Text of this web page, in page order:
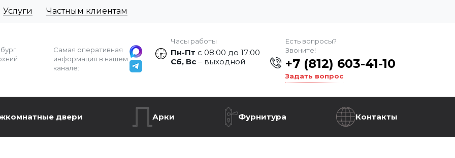
Услуги Частным клиентам
Самая оперативная
информация в нашем
канале:
Часы работы
Пн-Пт с 08:00 до 17:00
Сб, Вс – выходной
Есть вопросы?
Звоните!
+7 (812) 603-41-10
Задать вопрос
двери Арки Фурнитура Контакты